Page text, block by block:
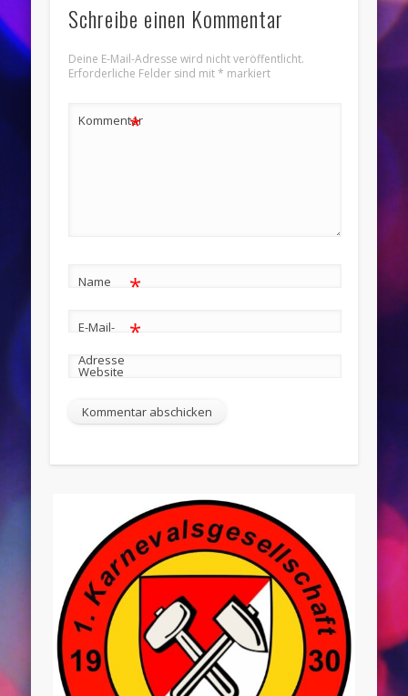
Schreibe einen Kommentar
Deine E-Mail-Adresse wird nicht veröffentlicht.
Erforderliche Felder sind mit* markiert
Kommentar
*
Name *
E-Mail-
Adresse
*
Website